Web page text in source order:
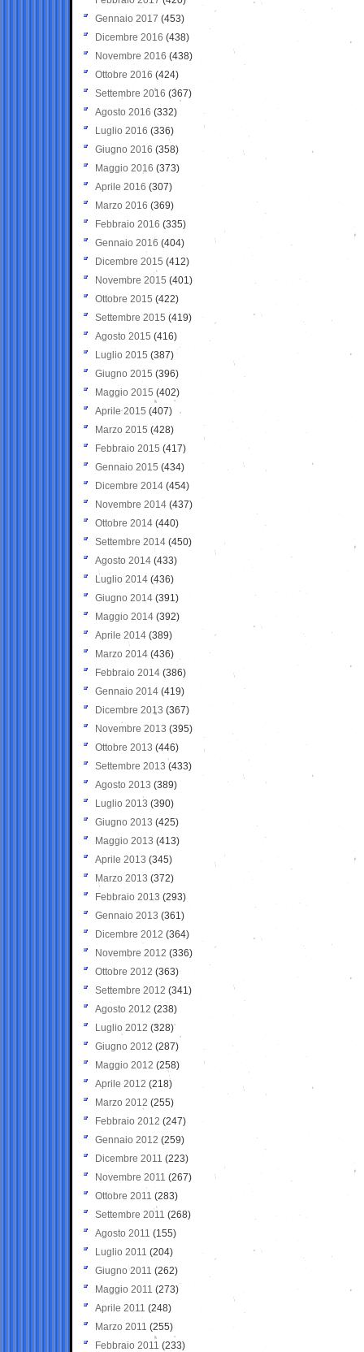
Gennaio 2017 (453)
Dicembre 2016 (438)
Novembre 2016 (438)
Ottobre 2016 (424)
Settembre 2016 (367)
Agosto 2016 (332)
Luglio 2016 (336)
Giugno 2016 (358)
Maggio 2016 (373)
Aprile 2016 (307)
Marzo 2016 (369)
Febbraio 2016 (335)
Gennaio 2016 (404)
Dicembre 2015 (412)
Novembre 2015 (401)
Ottobre 2015 (422)
Settembre 2015 (419)
Agosto 2015 (416)
Luglio 2015 (387)
Giugno 2015 (396)
Maggio 2015 (402)
Aprile 2015 (407)
Marzo 2015 (428)
Febbraio 2015 (417)
Gennaio 2015 (434)
Dicembre 2014 (454)
Novembre 2014 (437)
Ottobre 2014 (440)
Settembre 2014 (450)
Agosto 2014 (433)
Luglio 2014 (436)
Giugno 2014 (391)
Maggio 2014 (392)
Aprile 2014 (389)
Marzo 2014 (436)
Febbraio 2014 (386)
Gennaio 2014 (419)
Dicembre 2013 (367)
Novembre 2013 (395)
Ottobre 2013 (446)
Settembre 2013 (433)
Agosto 2013 (389)
Luglio 2013 (390)
Giugno 2013 (425)
Maggio 2013 (413)
Aprile 2013 (345)
Marzo 2013 (372)
Febbraio 2013 (293)
Gennaio 2013 (361)
Dicembre 2012 (364)
Novembre 2012 (336)
Ottobre 2012 (363)
Settembre 2012 (341)
Agosto 2012 (238)
Luglio 2012 (328)
Giugno 2012 (287)
Maggio 2012 (258)
Aprile 2012 (218)
Marzo 2012 (255)
Febbraio 2012 (247)
Gennaio 2012 (259)
Dicembre 2011 (223)
Novembre 2011 (267)
Ottobre 2011 (283)
Settembre 2011 (268)
Agosto 2011 (155)
Luglio 2011 (204)
Giugno 2011 (262)
Maggio 2011 (273)
Aprile 2011 (248)
Marzo 2011 (255)
Febbraio 2011 (233)